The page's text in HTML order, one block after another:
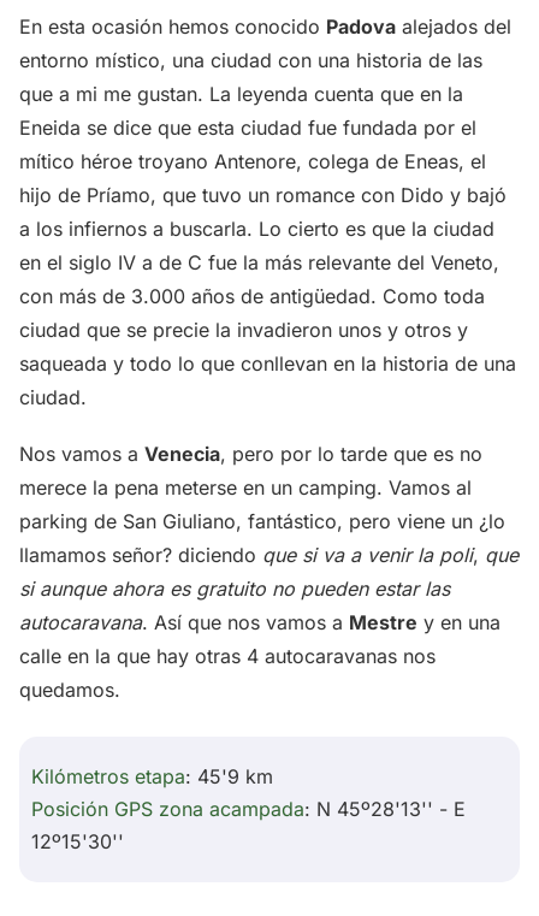
En esta ocasión hemos conocido Padova alejados del
entorno místico, una ciudad con una historia de las
que a mi me gustan. La leyenda cuenta que en la
Eneida se dice que esta ciudad fue fundada por el
mítico héroe troyano Antenore, colega de Eneas, el
hijo de Príamo, que tuvo un romance con Dido y bajó
a los infiernos a buscarla. Lo cierto es que la ciudad
en el siglo IV a de C fue la más relevante del Veneto,
con más de 3.000 años de antigüedad. Como toda
ciudad que se precie la invadieron unos y otros y
saqueada y todo lo que conllevan en la historia de una
ciudad.
Nos vamos a Venecia, pero por lo tarde que es no
merece la pena meterse en un camping. Vamos al
parking de San Giuliano, fantástico, pero viene un ¿lo
llamamos señor? diciendo que si va a venir la poli, que
si aunque ahora es gratuito no pueden estar las
autocaravana. Así que nos vamos a Mestre y en una
calle en la que hay otras 4 autocaravanas nos
quedamos.
Kilómetros etapa: 45'9 km
Posición GPS zona acampada: N 45º28'13'' - E
12º15'30''